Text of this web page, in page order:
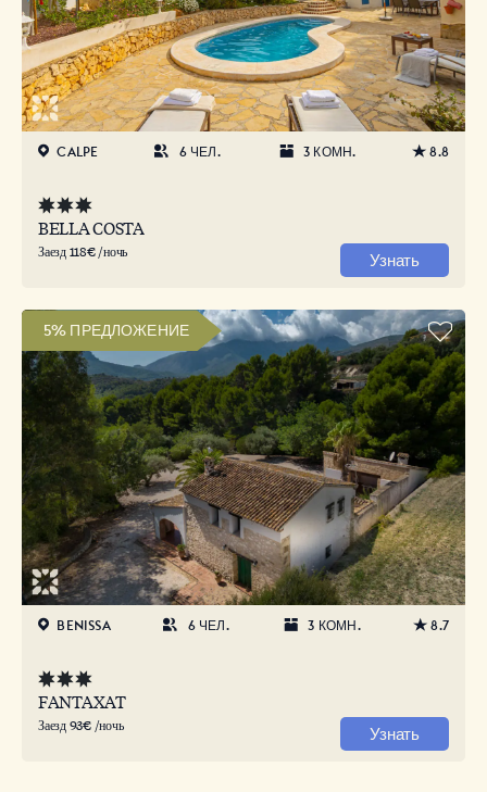
CALPE 6 ЧЕЛ. 3 КОМН. 8.8
BELLA COSTA
Заезд 118€ /ночь Узнать
5% ПРЕДЛОЖЕНИЕ
BENISSA 6 ЧЕЛ. 3 КОМН. 8.7
FANTAXAT
Заезд 93€ /ночь Узнать